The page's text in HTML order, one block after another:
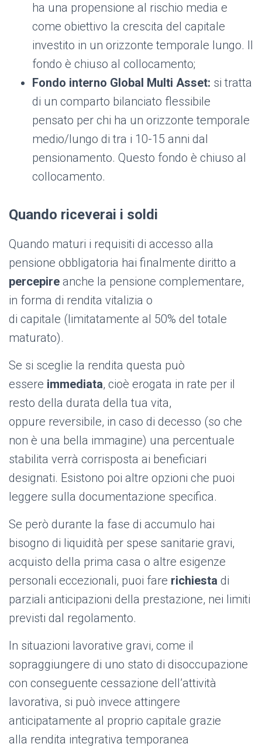
ha una propensione al rischio media e
come obiettivo la crescita del capitale
investito in un orizzonte temporale lungo. Il
fondo è chiuso al collocamento;
Fondo interno Global Multi Asset: si tratta
di un comparto bilanciato flessibile
pensato per chi ha un orizzonte temporale
medio/lungo di tra i 10-15 anni dal
pensionamento. Questo fondo è chiuso al
collocamento.
Quando riceverai i soldi
Quando maturi i requisiti di accesso alla
pensione obbligatoria hai finalmente diritto a
percepire anche la pensione complementare,
in forma di rendita vitalizia o
di capitale (limitatamente al 50% del totale
maturato).
Se si sceglie la rendita questa può
essere immediata, cioè erogata in rate per il
resto della durata della tua vita,
oppure reversibile, in caso di decesso (so che
non è una bella immagine) una percentuale
stabilita verrà corrisposta ai beneficiari
designati. Esistono poi altre opzioni che puoi
leggere sulla documentazione specifica.
Se però durante la fase di accumulo hai
bisogno di liquidità per spese sanitarie gravi,
acquisto della prima casa o altre esigenze
personali eccezionali, puoi fare richiesta di
parziali anticipazioni della prestazione, nei limiti
previsti dal regolamento.
In situazioni lavorative gravi, come il
sopraggiungere di uno stato di disoccupazione
con conseguente cessazione dell’attività
lavorativa, si può invece attingere
anticipatamente al proprio capitale grazie
alla rendita integrativa temporanea